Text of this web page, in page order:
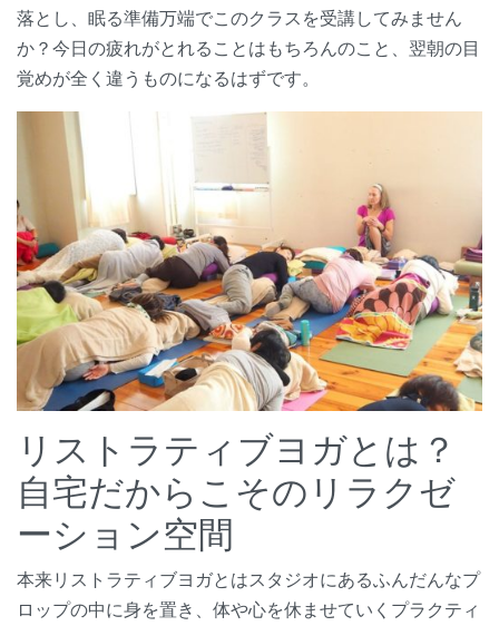
落とし、眠る準備万端でこのクラスを受講してみません
か？今日の疲れがとれることはもちろんのこと、翌朝の目
覚めが全く違うものになるはずです。
リストラティブヨガとは？
自宅だからこそのリラクゼ
ーション空間
本来リストラティブヨガとはスタジオにあるふんだんなプ
ロップの中に身を置き、体や心を休ませていくプラクティ